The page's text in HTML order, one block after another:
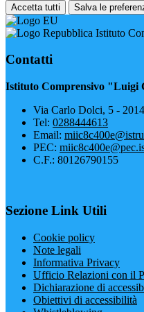
Accetta tutti Salva le
Istituto
Contatti
Istituto Comprensivo "Luigi
Via Carlo Dolci, 5 -
Tel: 0288444613
Email:
PEC:
C.F.: 80126790155
Sezione Link Utili
Cookie policy
Note legali
Informativa Privacy
Ufficio Relazioni con il
Dichiarazione di
Obiettivi di accessibilità